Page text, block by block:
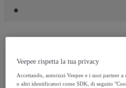
Sandali Donna Tata
Veepee rispetta la tua privacy
Accettando, autorizzi Veepee e i suoi partner
o altri identificatori come SDK, di seguito